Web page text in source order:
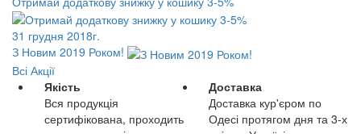
31 грудня 2018г.
З Новим 2019 Роком!
Всі Акції
Якість
Вся продукція
сертифікована, проходить
Доставка
Доставка кур'єром по
Одесі протягом дня та 3-х